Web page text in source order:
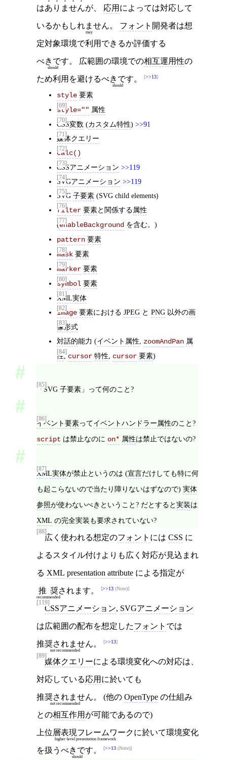
はありませんが、 応用 によっては対応して
いるかも しれません
may
。 フォント 開発者は想
定対象環境で利用できるか評価する
べきです
should
。 広範囲の環境での相互運用性の
ため利用を避けるべきです
should
。 >>13
[69]
style 要素
[70]
style="" 属性
[71]
CSS変数 (カスタム特性) >>91
[72]
媒体クエリー
[73]
calc()
[74]
CSSアニメーション >>119
[75]
SVGアニメーション >>119
[76]
SVG 子要素 (SVG child elements)
[77]
filter 要素と関係する属性
(enableBackground を含む。)
[78]
pattern 要素
[79]
mask 要素
[80]
marker 要素
[81]
symbol 要素
[82]
XML実体
[83]
image 要素における JPEG と PNG 以外の画
像形式
[84]
対話的能力 (イベント属性, zoomAndPan 属
性, cursor 特性, cursor 要素)
[85]
「SVG 子要素」って何のこと?
[86]
イベント要素ってイベントハンドラー属性のこと?
script は禁止なのに on* 属性は禁止ではないの?
[87]
XML実体が禁止というのは (宣言だけしても特に何
も起こらないので当たり障りないはずなので) 実体
参照が使わないべきということ? だとすると実装は
XML の完全実装も要求されていない?
[88]
広く使われる想定のフォント には CSS に
よるスタイル付けよりも広く対応が見込まれ
る XML presentation attribute による指定が
推奨
recommended
されます。 >>13 (Note)
[119]
CSSアニメーション, SVGアニメーション
は広範囲の配布を想定したフォント では
推奨されません
not recommended
。 >>13
[89]
媒体クエリーによる環境変化への対応は、
対応している応用 に於いても
推奨されません
not recommended
。 (他の OpenType の仕組み
との相互作用 が可能であるので)
上位層表現フレームワーク
higher-level presentation framework
に於いて環境変化
を扱う べきです
should
。 >>13 (Note)